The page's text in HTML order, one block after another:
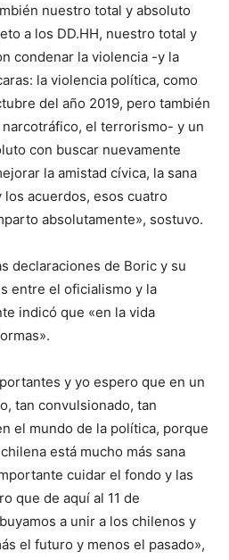
nuestro total y absoluto
a los DD.HH, nuestro total y
condenar la violencia -y la
la violencia política, como
del año 2019, pero también
el terrorismo- y un
con buscar nuevamente
la amistad cívica, la sana
acuerdos, esos cuatro
absolutamente», sostuvo.
declaraciones de Boric y su
entre el oficialismo y la
indicó que «en la vida
y yo espero que en un
tan convulsionado, tan
el mundo de la política, porque
está mucho más sana
cuidar el fondo y las
que de aquí al 11 de
a unir a los chilenos y
el futuro y menos el pasado»,